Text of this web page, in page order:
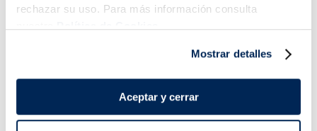
rechazar su uso. Para más información consulta
Mostrar detalles
Aceptar y cerrar
¡Combínalo y hazte un menú de 10!